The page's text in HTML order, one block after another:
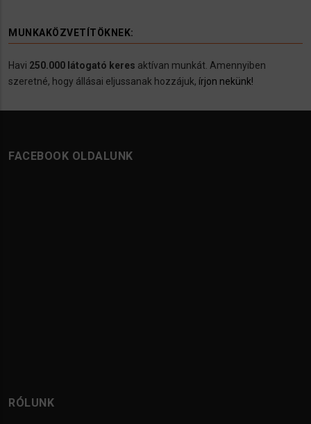
MUNKAKÖZVETÍTÖKNEK:
Havi 250.000 látogató keres aktívan munkát. Amennyiben
szeretné, hogy állásai eljussanak hozzájuk, írjon nekünk!
FACEBOOK OLDALUNK
RÓLUNK